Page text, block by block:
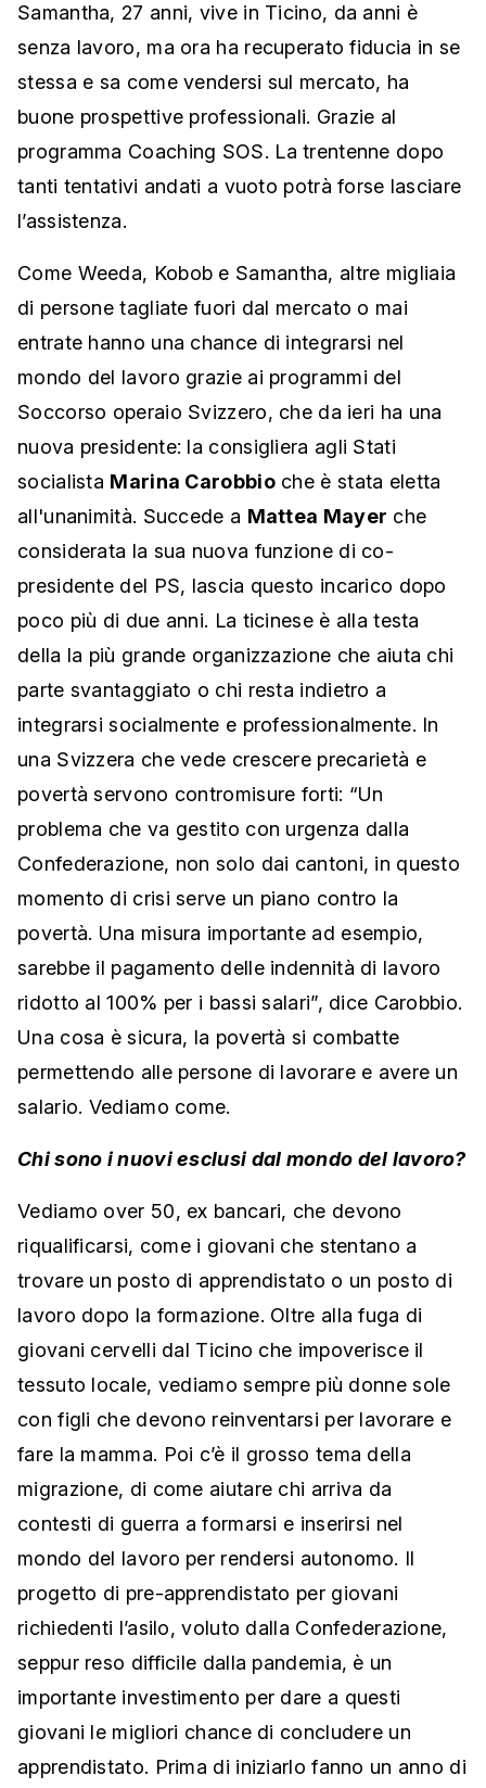
Samantha, 27 anni, vive in Ticino, da anni è
senza lavoro, ma ora ha recuperato fiducia in se
stessa e sa come vendersi sul mercato, ha
buone prospettive professionali. Grazie al
programma Coaching SOS. La trentenne dopo
tanti tentativi andati a vuoto potrà forse lasciare
l’assistenza.
Come Weeda, Kobob e Samantha, altre migliaia
di persone tagliate fuori dal mercato o mai
entrate hanno una chance di integrarsi nel
mondo del lavoro grazie ai programmi del
Soccorso operaio Svizzero, che da ieri ha una
nuova presidente: la consigliera agli Stati
socialista Marina Carobbioche è stata eletta
all'unanimità. Succede a Mattea Mayer che
considerata la sua nuova funzione di co-
presidente del PS, lascia questo incarico dopo
poco più di due anni. La ticinese è alla testa
della la più grande organizzazione che aiuta chi
parte svantaggiato o chi resta indietro a
integrarsi socialmente e professionalmente. In
una Svizzera che vede crescere precarietà e
povertà servono contromisure forti: “Un
problema che va gestito con urgenza dalla
Confederazione, non solo dai cantoni, in questo
momento di crisi serve un piano contro la
povertà. Una misura importante ad esempio,
sarebbe il pagamento delle indennità di lavoro
ridotto al 100% per i bassi salari”, dice Carobbio.
Una cosa è sicura, la povertà si combatte
permettendo alle persone di lavorare e avere un
salario. Vediamo come.
Chi sono i nuovi esclusi dal mondo del lavoro?
Vediamo over 50, ex bancari, che devono
riqualificarsi, come i giovani che stentano a
trovare un posto di apprendistato o un posto di
lavoro dopo la formazione. Oltre alla fuga di
giovani cervelli dal Ticino che impoverisce il
tessuto locale, vediamo sempre più donne sole
con figli che devono reinventarsi per lavorare e
fare la mamma. Poi c’è il grosso tema della
migrazione, di come aiutare chi arriva da
contesti di guerra a formarsi e inserirsi nel
mondo del lavoro per rendersi autonomo. Il
progetto di pre-apprendistato per giovani
richiedenti l’asilo, voluto dalla Confederazione,
seppur reso difficile dalla pandemia, è un
importante investimento per dare a questi
giovani le migliori chance di concludere un
apprendistato. Prima di iniziarlo fanno un anno di